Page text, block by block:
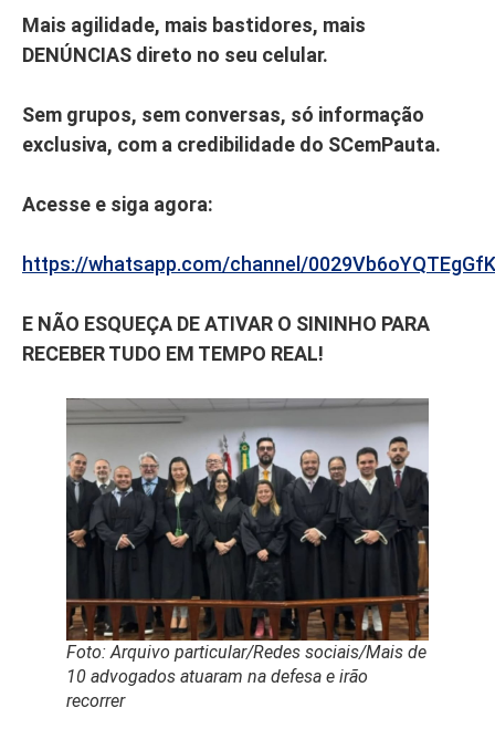
Mais agilidade, mais bastidores, mais
DENÚNCIAS direto no seu celular.
Sem grupos, sem conversas, só informação
exclusiva, com a credibilidade do SCemPauta.
Acesse e siga agora:
https://whatsapp.com/channel/
E NÃO ESQUEÇA DE ATIVAR O SININHO PARA
RECEBER TUDO EM TEMPO REAL!
Foto: Arquivo particular/Redes sociais/Mais de
10 advogados atuaram na defesa e irão
recorrer